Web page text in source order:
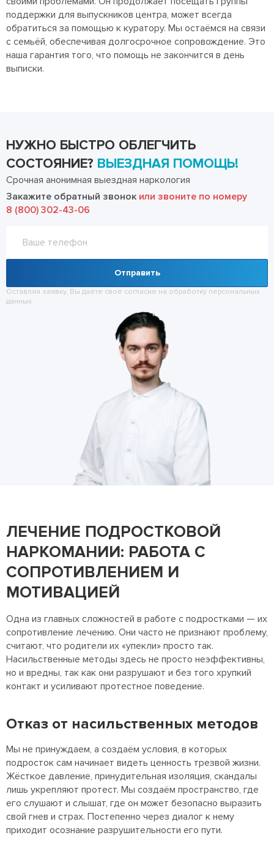
поддержки для выпускников центра, может всегда
обратиться за помощью к куратору. Мы остаёмся на связи
с семьёй, обеспечивая долгосрочное сопровождение. Это
наша гарантия того, что помощь не закончится в день
выписки.
НУЖНО БЫСТРО ОБЛЕГЧИТЬ
СОСТОЯНИЕ? ВЫЕЗДНАЯ ПОМОЩЬ!
Срочная анонимная выездная наркология
Закажите обратный звонок или звоните по номеру
8 (800) 302-43-06
Отправить
Оставляя заявку, Вы даёте своё согласие на обработку персональных
данных
ЛЕЧЕНИЕ ПОДРОСТКОВОЙ
НАРКОМАНИИ: РАБОТА С
СОПРОТИВЛЕНИЕМ И
МОТИВАЦИЕЙ
Одна из главных сложностей в работе с подростками — их
сопротивление лечению. Они часто не признают проблему,
считают, что родители их «упекли» просто так.
Насильственные методы здесь не просто неэффективны,
но и вредны, так как они разрушают и без того хрупкий
контакт и усиливают протестное поведение.
Отказ от насильственных методов
Мы не принуждаем, а создаём условия, в которых
подросток сам начинает видеть ценность трезвой жизни.
Жёсткое давление, принудительная изоляция, скандалы
лишь укрепляют протест. Мы создаём пространство, где
его слушают и слышат, где он может безопасно выразить
свой гнев и страх. Постепенно через диалог к нему
приходит осознание разрушительности его пути.